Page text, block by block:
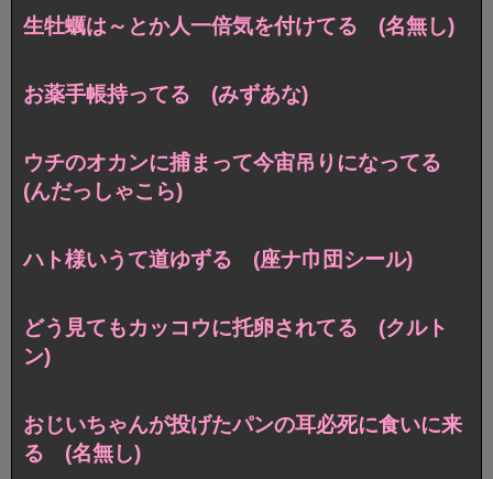
生牡蠣は～とか人一倍気を付けてる (名無し)
お薬手帳持ってる (みずあな)
ウチのオカンに捕まって今宙吊りになってる
(んだっしゃこら)
ハト様いうて道ゆずる (座ナ巾団シール)
どう見てもカッコウに托卵されてる (クルト
ン)
おじいちゃんが投げたパンの耳必死に食いに来
る (名無し)